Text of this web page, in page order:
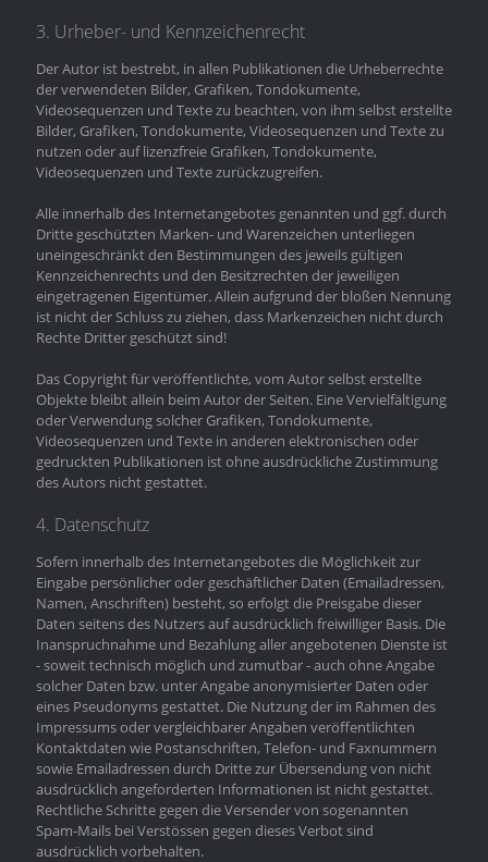
3. Urheber- und Kennzeichenrecht
Der Autor ist bestrebt, in allen Publikationen die Urheberrechte
der verwendeten Bilder, Grafiken, Tondokumente,
Videosequenzen und Texte zu beachten, von ihm selbst erstellte
Bilder, Grafiken, Tondokumente, Videosequenzen und Texte zu
nutzen oder auf lizenzfreie Grafiken, Tondokumente,
Videosequenzen und Texte zurückzugreifen.
Alle innerhalb des Internetangebotes genannten und ggf. durch
Dritte geschützten Marken- und Warenzeichen unterliegen
uneingeschränkt den Bestimmungen des jeweils gültigen
Kennzeichenrechts und den Besitzrechten der jeweiligen
eingetragenen Eigentümer. Allein aufgrund der bloßen Nennung
ist nicht der Schluss zu ziehen, dass Markenzeichen nicht durch
Rechte Dritter geschützt sind!
Das Copyright für veröffentlichte, vom Autor selbst erstellte
Objekte bleibt allein beim Autor der Seiten. Eine Vervielfältigung
oder Verwendung solcher Grafiken, Tondokumente,
Videosequenzen und Texte in anderen elektronischen oder
gedruckten Publikationen ist ohne ausdrückliche Zustimmung
des Autors nicht gestattet.
4. Datenschutz
Sofern innerhalb des Internetangebotes die Möglichkeit zur
Eingabe persönlicher oder geschäftlicher Daten (Emailadressen,
Namen, Anschriften) besteht, so erfolgt die Preisgabe dieser
Daten seitens des Nutzers auf ausdrücklich freiwilliger Basis. Die
Inanspruchnahme und Bezahlung aller angebotenen Dienste ist
- soweit technisch möglich und zumutbar - auch ohne Angabe
solcher Daten bzw. unter Angabe anonymisierter Daten oder
eines Pseudonyms gestattet. Die Nutzung der im Rahmen des
Impressums oder vergleichbarer Angaben veröffentlichten
Kontaktdaten wie Postanschriften, Telefon- und Faxnummern
sowie Emailadressen durch Dritte zur Übersendung von nicht
ausdrücklich angeforderten Informationen ist nicht gestattet.
Rechtliche Schritte gegen die Versender von sogenannten
Spam-Mails bei Verstössen gegen dieses Verbot sind
ausdrücklich vorbehalten.